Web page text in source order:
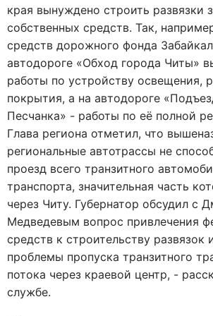
края вынуждено строить развязки
собственных средств. Так,
средств дорожного фонда
автодороге «Обход города Читы»
работы по устройству освещения,
покрытия, а на автодороге
Песчанка» - работы по её полной
Глава региона отметил, что
региональные автотрассы не
проезд всего транзитного
транспорта, значительная часть
через Читу. Губернатор обсудил с
Медведевым вопрос привлечения
средств к строительству развязок
проблемы пропуска транзитного
потока через краевой центр, -
службе.